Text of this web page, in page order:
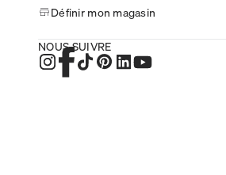
Définir mon magasin
NOUS SUIVRE